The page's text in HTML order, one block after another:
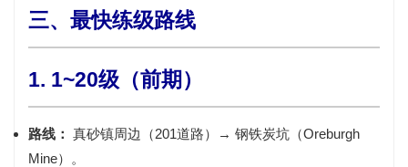
三、最快练级路线
1. 1~20级（前期）
路线： 真砂镇周边（201道路）→ 钢铁炭坑（Oreburgh
Mine）。